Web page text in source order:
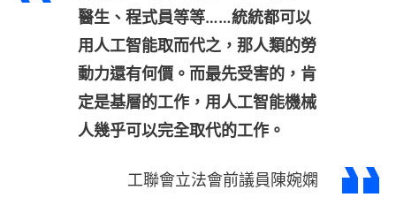
醫生、程式員等等……統統都可以
用人工智能取而代之，那人類的勞
動力還有何價。而最先受害的，肯
定是基層的工作，用人工智能機械
人幾乎可以完全取代的工作。
工聯會立法會前議員陳婉嫻